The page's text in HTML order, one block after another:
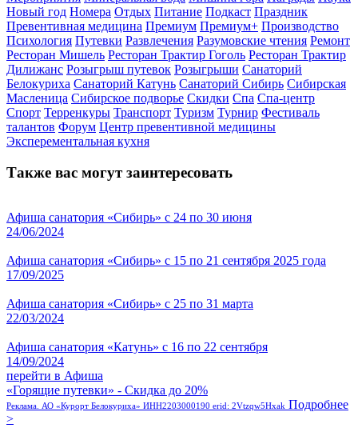
Новый год Номера Отдых Питание Подкаст Праздник
Превентивная медицина Премиум Премиум+ Производство
Психология Путевки Развлечения Разумовские чтения Ремонт
Ресторан Мишель Ресторан Трактир Гоголь Ресторан Трактир
Дилижанс Розыгрыш путевок Розыгрыши Санаторий
Белокуриха Санаторий Катунь Санаторий Сибирь Сибирская
Масленица Сибирское подворье Скидки Спа Спа-центр
Спорт Терренкуры Транспорт Туризм Турнир Фестиваль
талантов Форум Центр превентивной медицины
Эксперементальная кухня
Также вас могут заинтересовать
Афиша санатория «Сибирь» с 24 по 30 июня
24/06/2024
Афиша санатория «Сибирь» с 15 по 21 сентября 2025 года
17/09/2025
Афиша санатория «Сибирь» с 25 по 31 марта
22/03/2024
Афиша санатория «Катунь» с 16 по 22 сентября
14/09/2024
перейти в Афиша
«Горящие путевки» - Скидка до 20%
Реклама. АО «Курорт Белокуриха» ИНН2203000190 erid: 2Vtzqw5Hxak Подробнее
>